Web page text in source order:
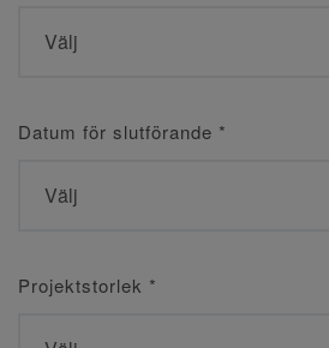
Datum för slutförande *
Projektstorlek *